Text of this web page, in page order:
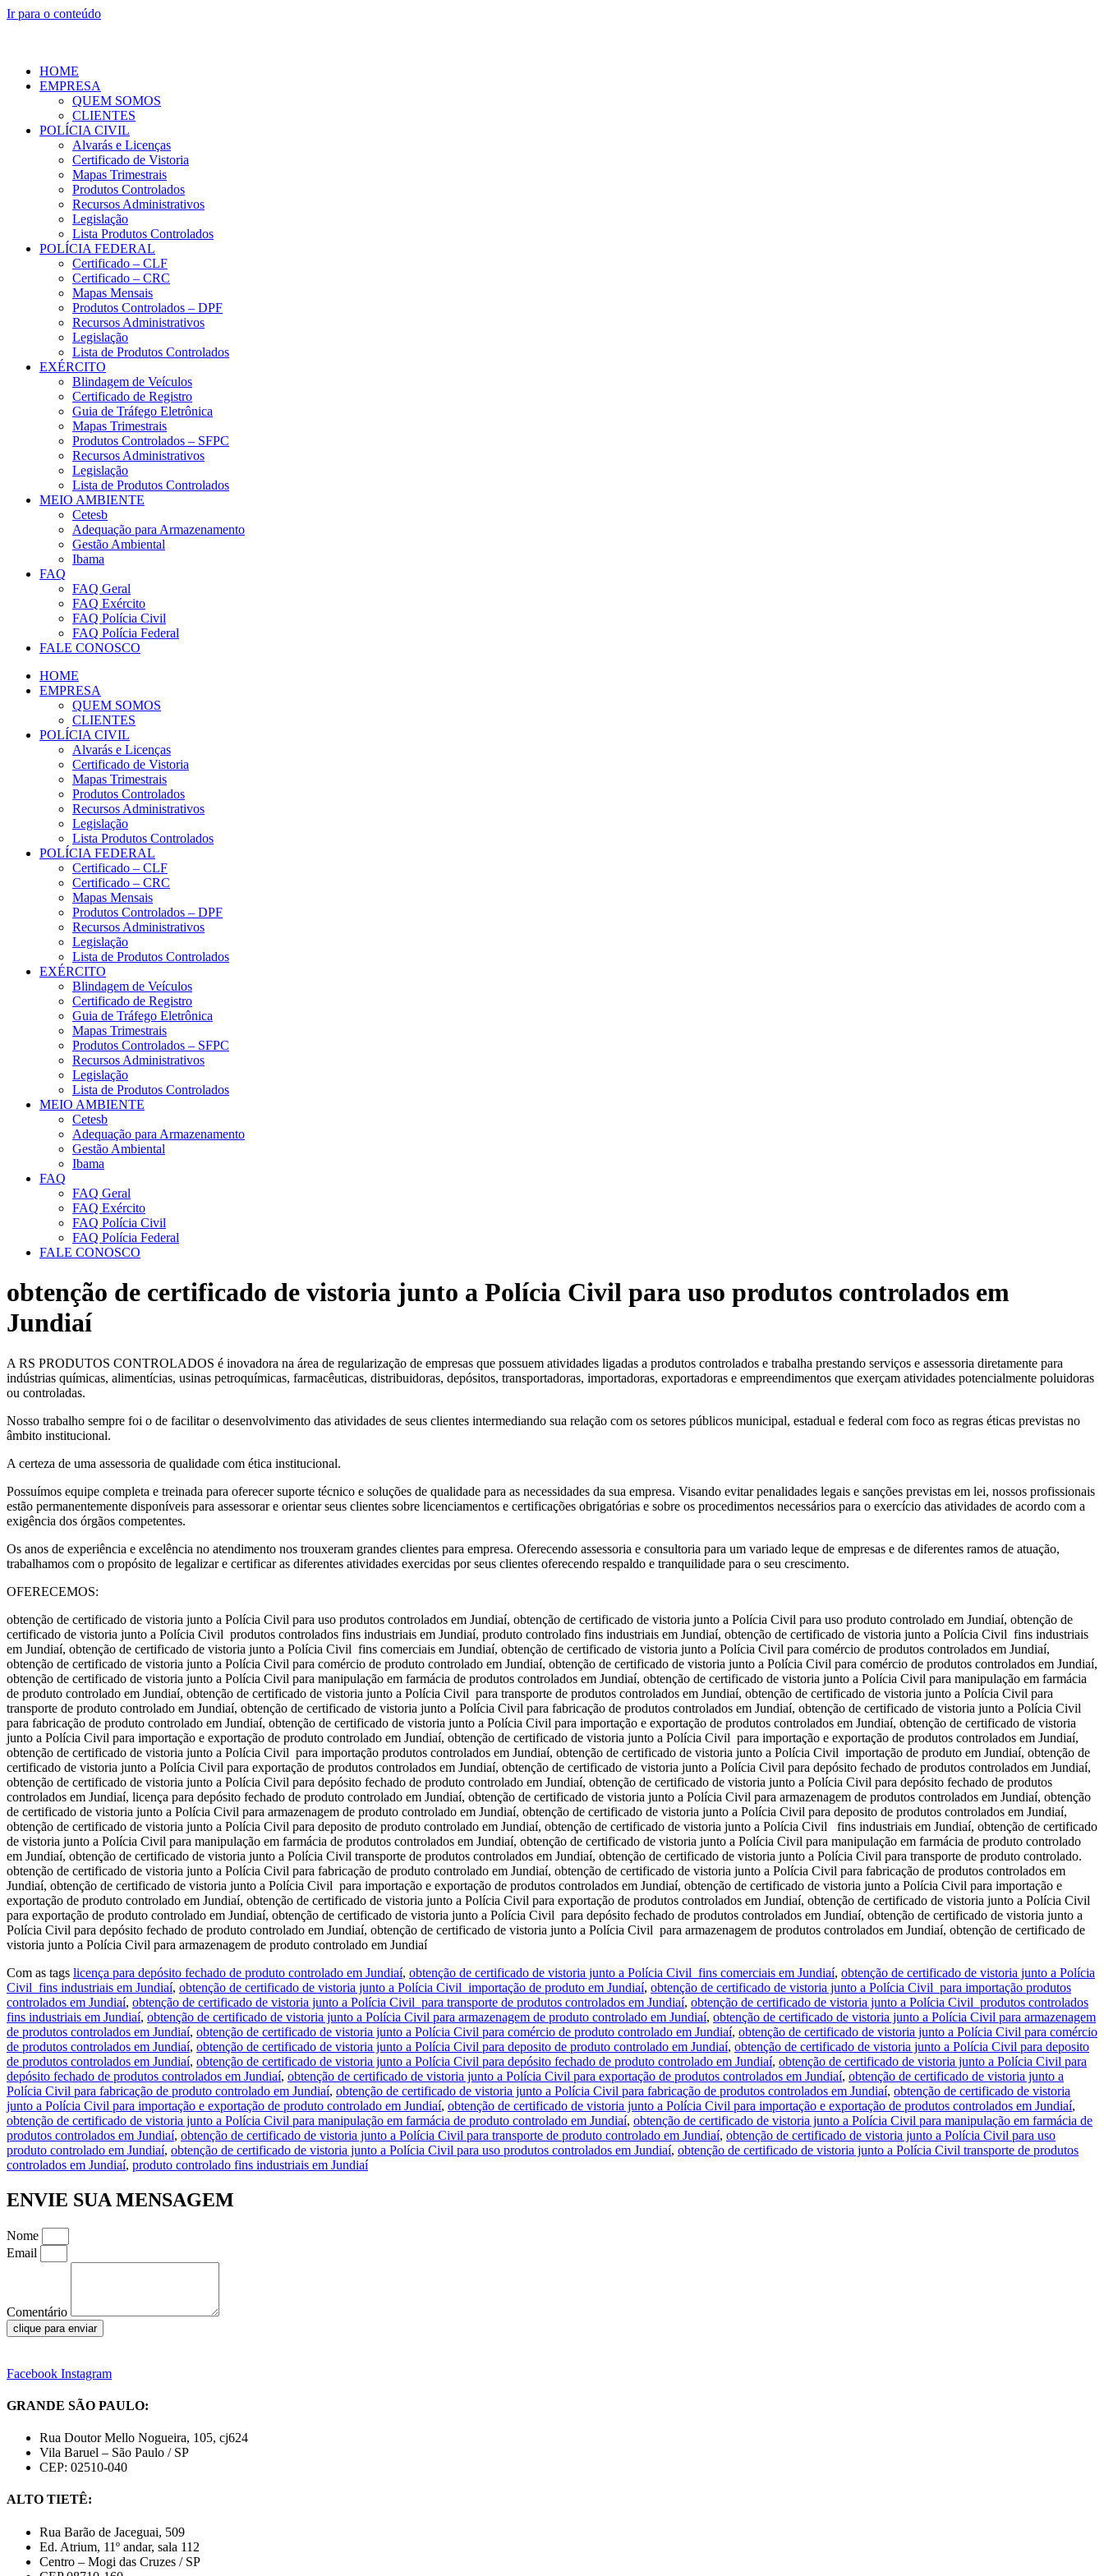
Ir para o conteúdo
HOME
EMPRESA
QUEM SOMOS
CLIENTES
POLÍCIA CIVIL
Alvarás e Licenças
Certificado de Vistoria
Mapas Trimestrais
Produtos Controlados
Recursos Administrativos
Legislação
Lista Produtos Controlados
POLÍCIA FEDERAL
Certificado – CLF
Certificado – CRC
Mapas Mensais
Produtos Controlados – DPF
Recursos Administrativos
Legislação
Lista de Produtos Controlados
EXÉRCITO
Blindagem de Veículos
Certificado de Registro
Guia de Tráfego Eletrônica
Mapas Trimestrais
Produtos Controlados – SFPC
Recursos Administrativos
Legislação
Lista de Produtos Controlados
MEIO AMBIENTE
Cetesb
Adequação para Armazenamento
Gestão Ambiental
Ibama
FAQ
FAQ Geral
FAQ Exército
FAQ Polícia Civil
FAQ Polícia Federal
FALE CONOSCO
HOME
EMPRESA
QUEM SOMOS
CLIENTES
POLÍCIA CIVIL
Alvarás e Licenças
Certificado de Vistoria
Mapas Trimestrais
Produtos Controlados
Recursos Administrativos
Legislação
Lista Produtos Controlados
POLÍCIA FEDERAL
Certificado – CLF
Certificado – CRC
Mapas Mensais
Produtos Controlados – DPF
Recursos Administrativos
Legislação
Lista de Produtos Controlados
EXÉRCITO
Blindagem de Veículos
Certificado de Registro
Guia de Tráfego Eletrônica
Mapas Trimestrais
Produtos Controlados – SFPC
Recursos Administrativos
Legislação
Lista de Produtos Controlados
MEIO AMBIENTE
Cetesb
Adequação para Armazenamento
Gestão Ambiental
Ibama
FAQ
FAQ Geral
FAQ Exército
FAQ Polícia Civil
FAQ Polícia Federal
FALE CONOSCO
obtenção de certificado de vistoria junto a Polícia Civil para uso produtos controlados em
Jundiaí
A RS PRODUTOS CONTROLADOS é inovadora na área de regularização de empresas que possuem atividades ligadas a produtos controlados e trabalha prestando serviços e assessoria diretamente para
indústrias químicas, alimentícias, usinas petroquímicas, farmacêuticas, distribuidoras, depósitos, transportadoras, importadoras, exportadoras e empreendimentos que exerçam atividades potencialmente poluidoras
ou controladas.
Nosso trabalho sempre foi o de facilitar o desenvolvimento das atividades de seus clientes intermediando sua relação com os setores públicos municipal, estadual e federal com foco as regras éticas previstas no
âmbito institucional.
A certeza de uma assessoria de qualidade com ética institucional.
Possuímos equipe completa e treinada para oferecer suporte técnico e soluções de qualidade para as necessidades da sua empresa. Visando evitar penalidades legais e sanções previstas em lei, nossos profissionais
estão permanentemente disponíveis para assessorar e orientar seus clientes sobre licenciamentos e certificações obrigatórias e sobre os procedimentos necessários para o exercício das atividades de acordo com a
exigência dos órgãos competentes.
Os anos de experiência e excelência no atendimento nos trouxeram grandes clientes para empresa. Oferecendo assessoria e consultoria para um variado leque de empresas e de diferentes ramos de atuação,
trabalhamos com o propósito de legalizar e certificar as diferentes atividades exercidas por seus clientes oferecendo respaldo e tranquilidade para o seu crescimento.
OFERECEMOS:
obtenção de certificado de vistoria junto a Polícia Civil para uso produtos controlados em Jundiaí, obtenção de certificado de vistoria junto a Polícia Civil para uso produto controlado em Jundiaí, obtenção de
certificado de vistoria junto a Polícia Civil produtos controlados fins industriais em Jundiaí, produto controlado fins industriais em Jundiaí, obtenção de certificado de vistoria junto a Polícia Civil fins industriais
em Jundiaí, obtenção de certificado de vistoria junto a Polícia Civil fins comerciais em Jundiaí, obtenção de certificado de vistoria junto a Polícia Civil para comércio de produtos controlados em Jundiaí,
obtenção de certificado de vistoria junto a Polícia Civil para comércio de produto controlado em Jundiaí, obtenção de certificado de vistoria junto a Polícia Civil para comércio de produtos controlados em Jundiaí,
obtenção de certificado de vistoria junto a Polícia Civil para manipulação em farmácia de produtos controlados em Jundiaí, obtenção de certificado de vistoria junto a Polícia Civil para manipulação em farmácia
de produto controlado em Jundiaí, obtenção de certificado de vistoria junto a Polícia Civil para transporte de produtos controlados em Jundiaí, obtenção de certificado de vistoria junto a Polícia Civil para
transporte de produto controlado em Jundiaí, obtenção de certificado de vistoria junto a Polícia Civil para fabricação de produtos controlados em Jundiaí, obtenção de certificado de vistoria junto a Polícia Civil
para fabricação de produto controlado em Jundiaí, obtenção de certificado de vistoria junto a Polícia Civil para importação e exportação de produtos controlados em Jundiaí, obtenção de certificado de vistoria
junto a Polícia Civil para importação e exportação de produto controlado em Jundiaí, obtenção de certificado de vistoria junto a Polícia Civil para importação e exportação de produtos controlados em Jundiaí,
obtenção de certificado de vistoria junto a Polícia Civil para importação produtos controlados em Jundiaí, obtenção de certificado de vistoria junto a Polícia Civil importação de produto em Jundiaí, obtenção de
certificado de vistoria junto a Polícia Civil para exportação de produtos controlados em Jundiaí, obtenção de certificado de vistoria junto a Polícia Civil para depósito fechado de produtos controlados em Jundiaí,
obtenção de certificado de vistoria junto a Polícia Civil para depósito fechado de produto controlado em Jundiaí, obtenção de certificado de vistoria junto a Polícia Civil para depósito fechado de produtos
controlados em Jundiaí, licença para depósito fechado de produto controlado em Jundiaí, obtenção de certificado de vistoria junto a Polícia Civil para armazenagem de produtos controlados em Jundiaí, obtenção
de certificado de vistoria junto a Polícia Civil para armazenagem de produto controlado em Jundiaí, obtenção de certificado de vistoria junto a Polícia Civil para deposito de produtos controlados em Jundiaí,
obtenção de certificado de vistoria junto a Polícia Civil para deposito de produto controlado em Jundiaí, obtenção de certificado de vistoria junto a Polícia Civil fins industriais em Jundiaí, obtenção de certificado
de vistoria junto a Polícia Civil para manipulação em farmácia de produtos controlados em Jundiaí, obtenção de certificado de vistoria junto a Polícia Civil para manipulação em farmácia de produto controlado
em Jundiaí, obtenção de certificado de vistoria junto a Polícia Civil transporte de produtos controlados em Jundiaí, obtenção de certificado de vistoria junto a Polícia Civil para transporte de produto controlado.
obtenção de certificado de vistoria junto a Polícia Civil para fabricação de produto controlado em Jundiaí, obtenção de certificado de vistoria junto a Polícia Civil para fabricação de produtos controlados em
Jundiaí, obtenção de certificado de vistoria junto a Polícia Civil para importação e exportação de produtos controlados em Jundiaí, obtenção de certificado de vistoria junto a Polícia Civil para importação e
exportação de produto controlado em Jundiaí, obtenção de certificado de vistoria junto a Polícia Civil para exportação de produtos controlados em Jundiaí, obtenção de certificado de vistoria junto a Polícia Civil
para exportação de produto controlado em Jundiaí, obtenção de certificado de vistoria junto a Polícia Civil para depósito fechado de produtos controlados em Jundiaí, obtenção de certificado de vistoria junto a
Polícia Civil para depósito fechado de produto controlado em Jundiaí, obtenção de certificado de vistoria junto a Polícia Civil para armazenagem de produtos controlados em Jundiaí, obtenção de certificado de
vistoria junto a Polícia Civil para armazenagem de produto controlado em Jundiaí
Com as tags licença para depósito fechado de produto controlado em Jundiaí, obtenção de certificado de vistoria junto a Polícia Civil fins comerciais em Jundiaí, obtenção de certificado de vistoria junto a Polícia
Civil fins industriais em Jundiaí, obtenção de certificado de vistoria junto a Polícia Civil importação de produto em Jundiaí, obtenção de certificado de vistoria junto a Polícia Civil para importação produtos
controlados em Jundiaí, obtenção de certificado de vistoria junto a Polícia Civil para transporte de produtos controlados em Jundiaí, obtenção de certificado de vistoria junto a Polícia Civil produtos controlados
fins industriais em Jundiaí, obtenção de certificado de vistoria junto a Polícia Civil para armazenagem de produto controlado em Jundiaí, obtenção de certificado de vistoria junto a Polícia Civil para armazenagem
de produtos controlados em Jundiaí, obtenção de certificado de vistoria junto a Polícia Civil para comércio de produto controlado em Jundiaí, obtenção de certificado de vistoria junto a Polícia Civil para comércio
de produtos controlados em Jundiaí, obtenção de certificado de vistoria junto a Polícia Civil para deposito de produto controlado em Jundiaí, obtenção de certificado de vistoria junto a Polícia Civil para deposito
de produtos controlados em Jundiaí, obtenção de certificado de vistoria junto a Polícia Civil para depósito fechado de produto controlado em Jundiaí, obtenção de certificado de vistoria junto a Polícia Civil para
depósito fechado de produtos controlados em Jundiaí, obtenção de certificado de vistoria junto a Polícia Civil para exportação de produtos controlados em Jundiaí, obtenção de certificado de vistoria junto a
Polícia Civil para fabricação de produto controlado em Jundiaí, obtenção de certificado de vistoria junto a Polícia Civil para fabricação de produtos controlados em Jundiaí, obtenção de certificado de vistoria
junto a Polícia Civil para importação e exportação de produto controlado em Jundiaí, obtenção de certificado de vistoria junto a Polícia Civil para importação e exportação de produtos controlados em Jundiaí,
obtenção de certificado de vistoria junto a Polícia Civil para manipulação em farmácia de produto controlado em Jundiaí, obtenção de certificado de vistoria junto a Polícia Civil para manipulação em farmácia de
produtos controlados em Jundiaí, obtenção de certificado de vistoria junto a Polícia Civil para transporte de produto controlado em Jundiaí, obtenção de certificado de vistoria junto a Polícia Civil para uso
produto controlado em Jundiaí, obtenção de certificado de vistoria junto a Polícia Civil para uso produtos controlados em Jundiaí, obtenção de certificado de vistoria junto a Polícia Civil transporte de produtos
controlados em Jundiaí, produto controlado fins industriais em Jundiaí
ENVIE SUA MENSAGEM
Nome
Email
Comentário
clique para enviar
Facebook Instagram
GRANDE SÃO PAULO:
Rua Doutor Mello Nogueira, 105, cj624
Vila Baruel – São Paulo / SP
CEP: 02510-040
ALTO TIETÊ:
Rua Barão de Jaceguai, 509
Ed. Atrium, 11º andar, sala 112
Centro – Mogi das Cruzes / SP